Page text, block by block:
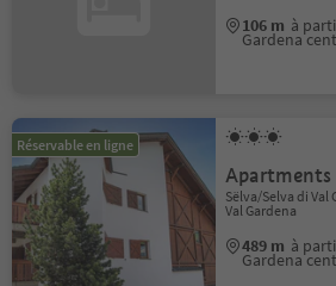
106 m à
Gardena
Réservable en ligne
Apartments
Sëlva/Selva di Val
Val Gardena
489 m à
Gardena